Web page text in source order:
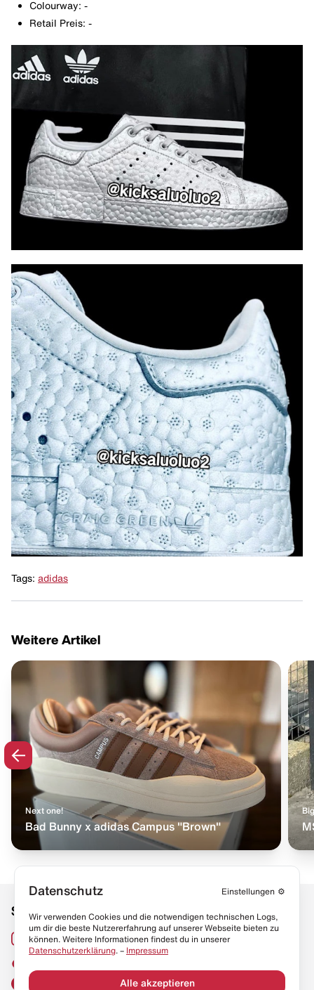
Colourway: -
Retail Preis: -
Tags: adidas
Weitere Artikel
Next one!
Bad Bunny x adidas Campus "Brown"
Social Media
Instagram
Links
Sneaker Lexikon
Resell Guide
Datenschutz Einstellungen ⚙️
Wir verwenden Cookies und die notwendigen technischen Logs,
um dir die beste Nutzererfahrung auf unserer Webseite bieten zu
können. Weitere Informationen findest du in unserer
Datenschutzerklärung. – Impressum
Alle akzeptieren